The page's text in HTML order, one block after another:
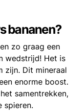
bananen?
zo graag een
wedstrijd! Het is
zijn. Dit mineraal
enorme boost.
samentrekken,
spieren.